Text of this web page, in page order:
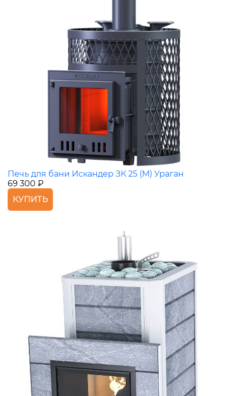
Печь для бани Искандер ЗК 25 (M) Ураган
69 300 ₽
КУПИТЬ